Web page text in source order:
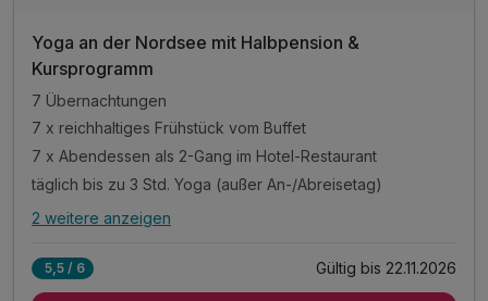
Yoga an der Nordsee mit Halbpension &
Kursprogramm
7 Übernachtungen
7 x reichhaltiges Frühstück vom Buffet
7 x Abendessen als 2-Gang im Hotel-Restaurant
täglich bis zu 3 Std. Yoga (außer An-/Abreisetag)
Alle Inklusivleistungen
2 weitere anzeigen
5,5 / 6 Gültig bis 22.11.2026